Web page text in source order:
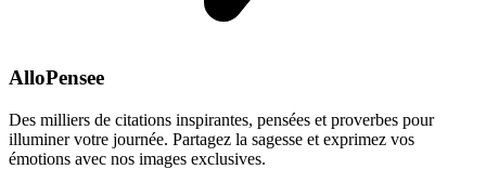
AlloPensee
Des milliers de citations inspirantes, pensées et proverbes pour
illuminer votre journée. Partagez la sagesse et exprimez vos
émotions avec nos images exclusives.